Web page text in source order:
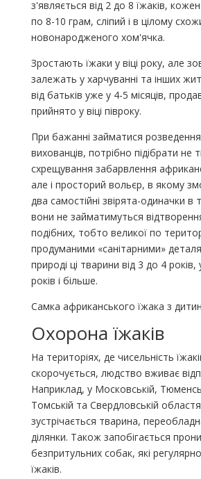
з'являється від 2 до 8 їжаків,
по 8-10 грам, сліпий і в цілому
новонародженого хом'ячка.
Зростають їжаки у віці року, але
залежать у харчуванні та інших
від батьків уже у 4-5 місяців,
прийнято у віці півроку.
При бажанні займатися
вихованців, потрібно підібрати не
схрещування забарвлення
але і просторий вольєр, в якому
два самостійні звірята-одиначки в
вони не займатимуться
подібних, тобто великої по
продуманими «санітарними»
природі ці тварини від 3 до 4 років,
років і більше.
Самка африканського їжака з
Охорона їжаків
На територіях, де чисельність
скорочується, людство вживає
Наприклад, у Московській,
Томській та Свердловській
зустрічається тварина,
ділянки. Також запобігається
безпритульних собак, які
їжаків.